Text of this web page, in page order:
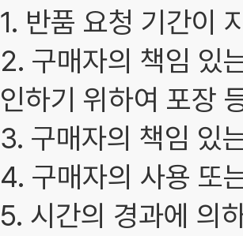
1. 반품 요청 기간이
2. 구매자의 책임 있
인하기 위하여 포장
3. 구매자의 책임 있
4. 구매자의 사용 또
5. 시간의 경과에 의